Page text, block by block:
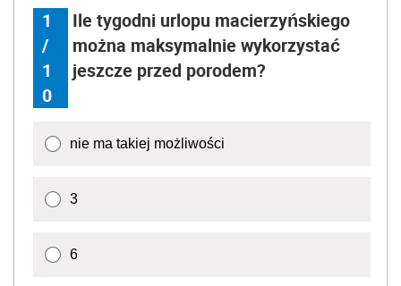
1
/
1
0
Ile tygodni urlopu macierzyńskiego
można maksymalnie wykorzystać
jeszcze przed porodem?
nie ma takiej możliwości
3
6